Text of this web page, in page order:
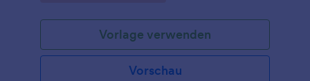
Vorlage verwenden
Vorschau